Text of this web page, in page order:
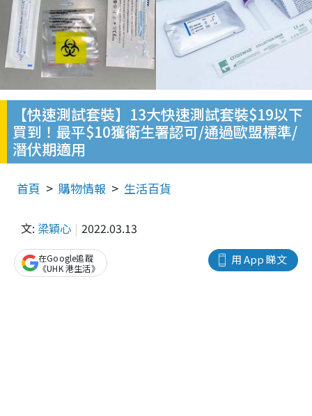
【快速測試套裝】13大快速測試套裝$19以下
買到！最平$10獲衛生署認可/通過歐盟標準/
潛伏期適用
首頁 購物情報 生活百貨
文: 梁穎心 2022.03.13
用 App 睇文
在Google追蹤
《UHK 港生活》